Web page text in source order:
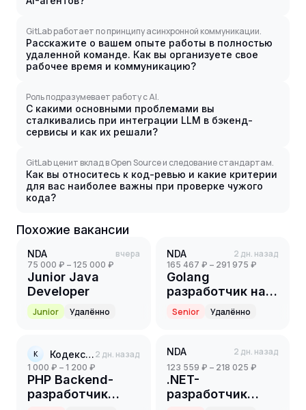
GitLab работает по принципу асинхронной коммуникации.
Расскажите о вашем опыте работы в полностью
удаленной команде. Как вы организуете свое
рабочее время и коммуникацию?
Роль подразумевает работу с AI.
С какими основными проблемами вы
сталкивались при интеграции LLM в бэкенд-
сервисы и как их решали?
GitLab ценит вклад в Open Source и следование стандартам.
Как вы относитесь к код-ревью и какие критерии
для вас наиболее важны при проверке чужого
кода?
Похожие вакансии
NDA вчера
75 000 ₽ – 125 000 ₽
Junior Java
Developer
Junior Удалённо
NDA 2 дн. назад
165 467 ₽ – 291 975 ₽
Golang
разработчик на
партнерский
проект(ритейл)
Senior Удалённо
К Кодекс-ИТ2 дн. назад
1 000 ₽ – 1 200 ₽
PHP Backend-
разработчик
NDA 2 дн. назад
123 559 ₽ – 218 025 ₽
.NET-
разработчик